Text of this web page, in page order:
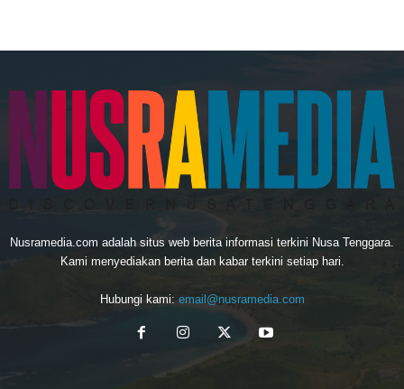
Nusramedia.com adalah situs web berita informasi terkini Nusa Tenggara.
Kami menyediakan berita dan kabar terkini setiap hari.
Hubungi kami: email@nusramedia.com